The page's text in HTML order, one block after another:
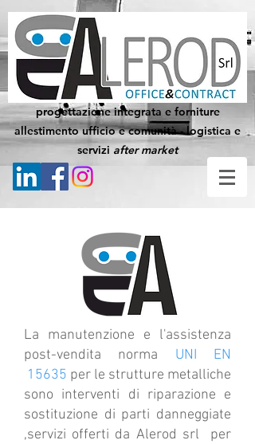
progettazione integrata e forniture
allestimento ufficio e comunità - logistica e
servizi after market
La manutenzione e l'assistenza
post-vendita norma UNI EN
15635 per le strutture metalliche
sono interventi di riparazione e
sostituzione di parti danneggiate
,servizi offerti da Alerod srl per